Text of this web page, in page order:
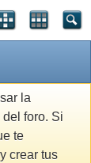
la
foro. Si
te
crear tus